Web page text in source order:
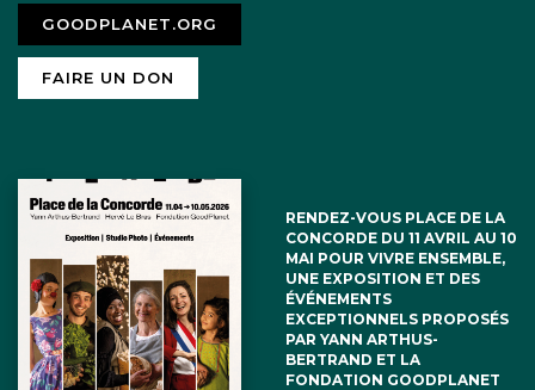
GOODPLANET.ORG
FAIRE UN DON
RENDEZ-VOUS PLACE DE LA
CONCORDE DU 11 AVRIL AU 10
MAI POUR VIVRE ENSEMBLE,
UNE EXPOSITION ET DES
ÉVÉNEMENTS
EXCEPTIONNELS PROPOSÉS
PAR YANN ARTHUS-
BERTRAND ET LA
FONDATION GOODPLANET